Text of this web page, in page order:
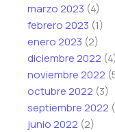
marzo 2023 (4)
febrero 2023 (1)
enero 2023 (2)
diciembre 2022
noviembre 2022
octubre 2022 (3)
septiembre 2022
junio 2022 (2)